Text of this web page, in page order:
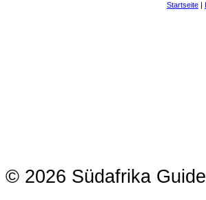
Startseite
© 2026 Südafrika Guide